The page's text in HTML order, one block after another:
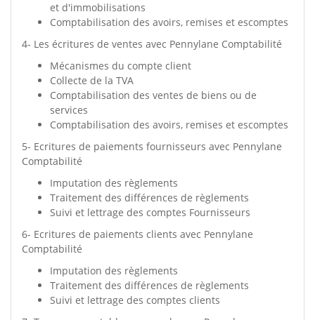
et d'immobilisations
Comptabilisation des avoirs, remises et escomptes
4- Les écritures de ventes avec Pennylane Comptabilité
Mécanismes du compte client
Collecte de la TVA
Comptabilisation des ventes de biens ou de
services
Comptabilisation des avoirs, remises et escomptes
5- Ecritures de paiements fournisseurs avec Pennylane
Comptabilité
Imputation des règlements
Traitement des différences de règlements
Suivi et lettrage des comptes Fournisseurs
6- Ecritures de paiements clients avec Pennylane
Comptabilité
Imputation des règlements
Traitement des différences de règlements
Suivi et lettrage des comptes clients